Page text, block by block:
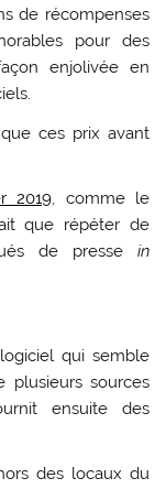
de récompenses
pour des
enjolivée en
ces prix avant
2019, comme le
que répéter de
de presse in
qui semble
plusieurs sources
ensuite des
des locaux du